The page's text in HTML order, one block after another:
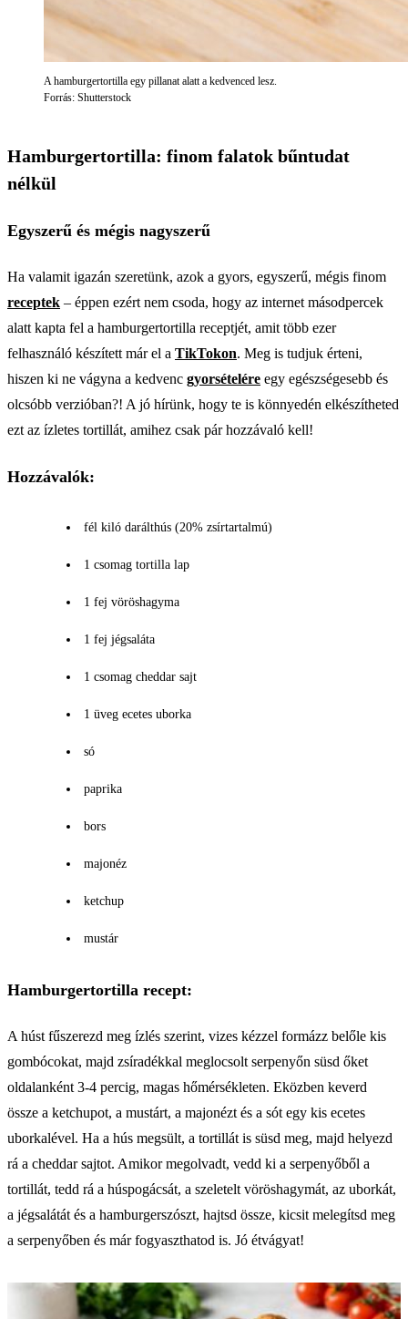
A hamburgertortilla egy pillanat alatt a kedvenced lesz.
Forrás: Shutterstock
Hamburgertortilla: finom falatok bűntudat
nélkül
Egyszerű és mégis nagyszerű
Ha valamit igazán szeretünk, azok a gyors, egyszerű, mégis finom
receptek – éppen ezért nem csoda, hogy az internet másodpercek
alatt kapta fel a hamburgertortilla receptjét, amit több ezer
felhasználó készített már el a TikTokon. Meg is tudjuk érteni,
hiszen ki ne vágyna a kedvenc gyorsételére egy egészségesebb és
olcsóbb verzióban?! A jó hírünk, hogy te is könnyedén elkészítheted
ezt az ízletes tortillát, amihez csak pár hozzávaló kell!
Hozzávalók:
fél kiló darálthús (20% zsírtartalmú)
1 csomag tortilla lap
1 fej vöröshagyma
1 fej jégsaláta
1 csomag cheddar sajt
1 üveg ecetes uborka
só
paprika
bors
majonéz
ketchup
mustár
Hamburgertortilla recept:
A húst fűszerezd meg ízlés szerint, vizes kézzel formázz belőle kis
gombócokat, majd zsíradékkal meglocsolt serpenyőn süsd őket
oldalanként 3-4 percig, magas hőmérsékleten. Eközben keverd
össze a ketchupot, a mustárt, a majonézt és a sót egy kis ecetes
uborkalével. Ha a hús megsült, a tortillát is süsd meg, majd helyezd
rá a cheddar sajtot. Amikor megolvadt, vedd ki a serpenyőből a
tortillát, tedd rá a húspogácsát, a szeletelt vöröshagymát, az uborkát,
a jégsalátát és a hamburgerszószt, hajtsd össze, kicsit melegítsd meg
a serpenyőben és már fogyaszthatod is. Jó étvágyat!